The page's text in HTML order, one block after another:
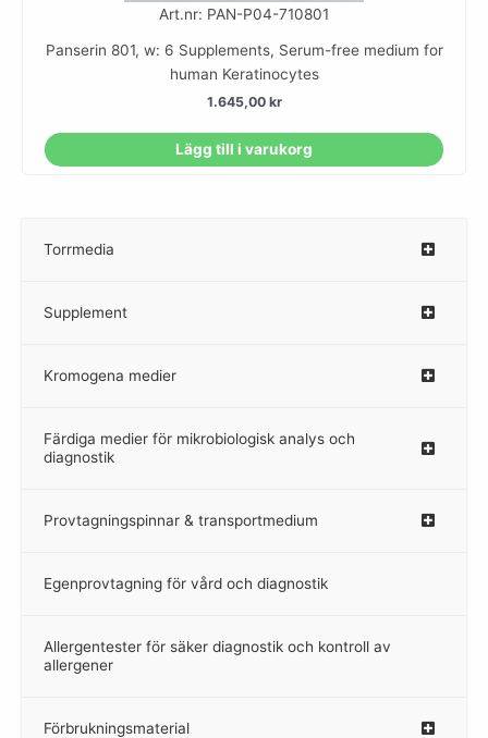
Art.nr: PAN-P04-710801
Panserin 801, w: 6 Supplements, Serum-free medium for
human Keratinocytes
1.645,00 kr
Lägg till i varukorg
Torrmedia
–
Supplement
–
Kromogena medier
–
Färdiga medier för mikrobiologisk analys och
diagnostik
Provtagningspinnar & transportmedium
–
Egenprovtagning för vård och diagnostik
–
Allergentester för säker diagnostik och kontroll av
allergener
–
Förbrukningsmaterial